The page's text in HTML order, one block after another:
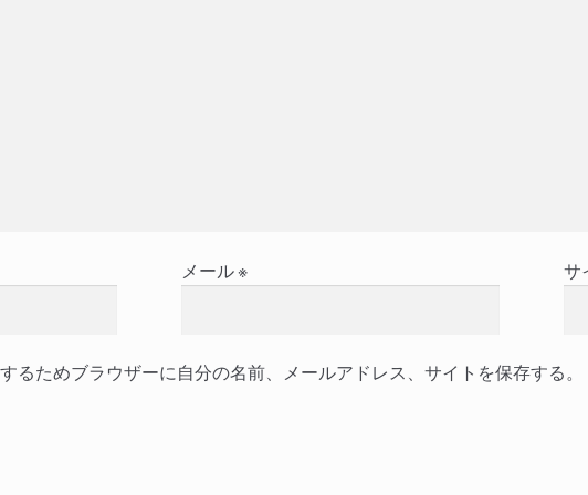
メール※ サ
るためブラウザーに自分の名前、メールアドレス、サイトを保存する。